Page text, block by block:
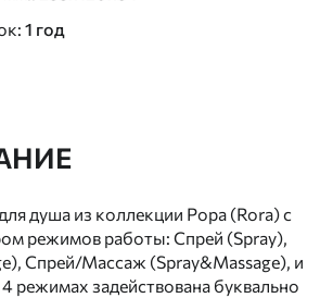
: 1 год
душа из коллекции Рора (Rora) с
режимов работы: Спрей (Spray),
Спрей/Массаж (Spray&Massage), и
режимах задействована буквально